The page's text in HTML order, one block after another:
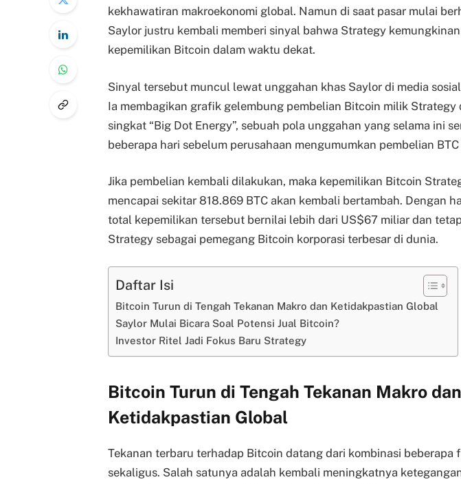
kekhawatiran makroekonomi global. Namun di saat pasar mulai
Saylor justru kembali memberi sinyal bahwa Strategy
kepemilikan Bitcoin dalam waktu dekat.
Sinyal tersebut muncul lewat unggahan khas Saylor di media
Ia membagikan grafik gelembung pembelian Bitcoin milik Strategy
singkat “Big Dot Energy”, sebuah pola unggahan yang selama ini
beberapa hari sebelum perusahaan mengumumkan pembelian BTC
Jika pembelian kembali dilakukan, maka kepemilikan Bitcoin
mencapai sekitar 818.869 BTC akan kembali bertambah. Dengan
total kepemilikan tersebut bernilai lebih dari US$67 miliar dan
Strategy sebagai pemegang Bitcoin korporasi terbesar di dunia.
Daftar Isi
Bitcoin Turun di Tengah Tekanan Makro dan Ketidakpastian Global
Saylor Mulai Bicara Soal Potensi Jual Bitcoin?
Investor Ritel Jadi Fokus Baru Strategy
Bitcoin Turun di Tengah Tekanan Makro dan
Ketidakpastian Global
Tekanan terbaru terhadap Bitcoin datang dari kombinasi beberapa
sekaligus. Salah satunya adalah kembali meningkatnya